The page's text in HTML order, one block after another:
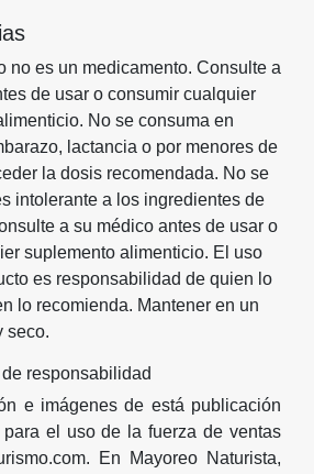
no es un medicamento. Consulte a
de usar o consumir cualquier
No se consuma en
lactancia o por menores de
la dosis recomendada. No se
intolerante a los ingredientes de
a su médico antes de usar o
suplemento alimenticio. El uso
es responsabilidad de quien lo
lo recomienda. Mantener en un
seco.
responsabilidad
e imágenes de está publicación
el uso de la fuerza de ventas
En Mayoreo Naturista,